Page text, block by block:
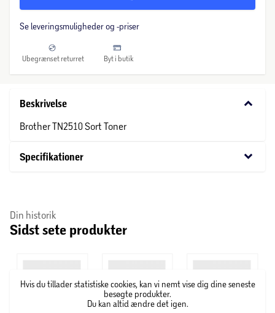
Se leveringsmuligheder og -priser
Ubegrænset returret Byt i butik
Beskrivelse keyboard_arrow_down
Brother TN2510 Sort Toner
Specifikationer keyboard_arrow_down
Din historik
Sidst sete produkter
Hvis du tillader statistiske cookies, kan vi nemt vise dig dine seneste
besøgte produkter.
Du kan altid ændre det igen.